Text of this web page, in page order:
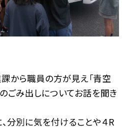
から職員の方が見え「青空
ごみ出しについてお話を聞き
分別に気を付けることや４R